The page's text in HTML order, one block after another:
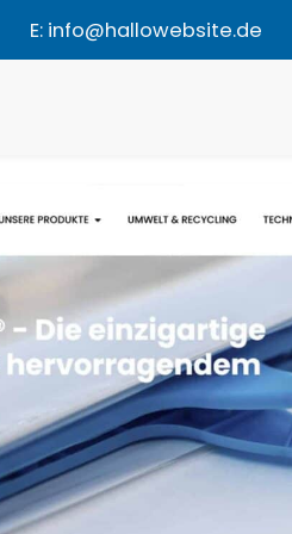
E: info@hallowebsite.de